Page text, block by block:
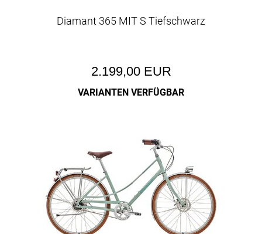
Diamant 365 MIT S Tiefschwarz
2.199,00 EUR
VARIANTEN VERFÜGBAR